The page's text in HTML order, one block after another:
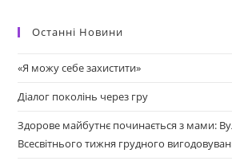
Останні Новини
«Я можу себе захистити»
Діалог поколінь через гру
Здорове майбутнє починається з мами:
Всесвітнього тижня грудного